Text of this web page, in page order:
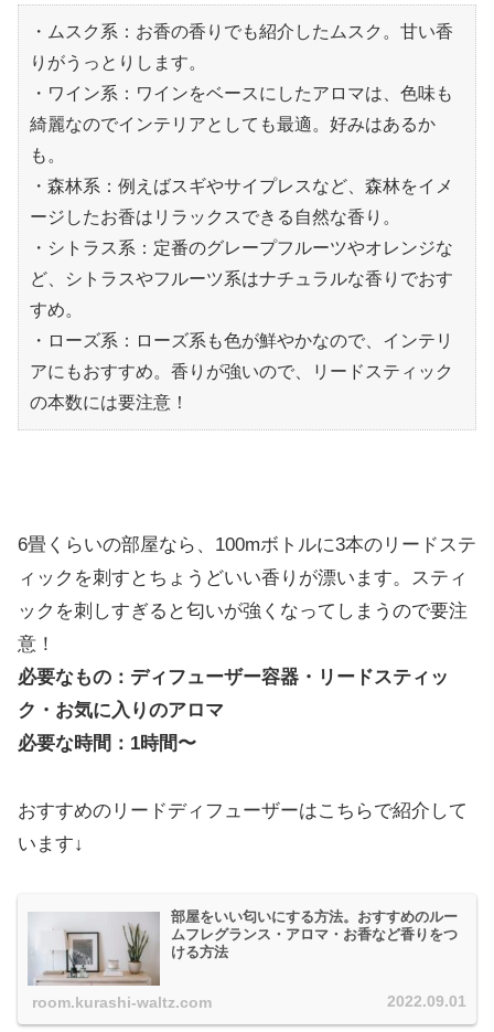
・ムスク系：お香の香りでも紹介したムスク。甘い香
りがうっとりします。
・ワイン系：ワインをベースにしたアロマは、色味も
綺麗なのでインテリアとしても最適。好みはあるか
も。
・森林系：例えばスギやサイプレスなど、森林をイメ
ージしたお香はリラックスできる自然な香り。
・シトラス系：定番のグレープフルーツやオレンジな
ど、シトラスやフルーツ系はナチュラルな香りでおす
すめ。
・ローズ系：ローズ系も色が鮮やかなので、インテリ
アにもおすすめ。香りが強いので、リードスティック
の本数には要注意！
6畳くらいの部屋なら、100mボトルに3本のリードステ
ィックを刺すとちょうどいい香りが漂います。スティ
ックを刺しすぎると匂いが強くなってしまうので要注
意！
必要なもの：ディフューザー容器・リードスティッ
ク・お気に入りのアロマ
必要な時間：1時間〜
おすすめのリードディフューザーはこちらで紹介して
います↓
部屋をいい匂いにする方法。おすすめのルー
ムフレグランス・アロマ・お香など香りをつ
ける方法
room.kurashi-waltz.com 2022.09.01